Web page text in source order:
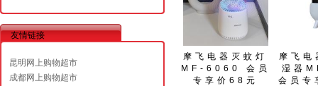
友情链接
昆明网上购物超市
成都网上购物超市
摩飞电器灭蚊灯
MF-6060 会员
专享价68元
摩飞电
湿器
会员